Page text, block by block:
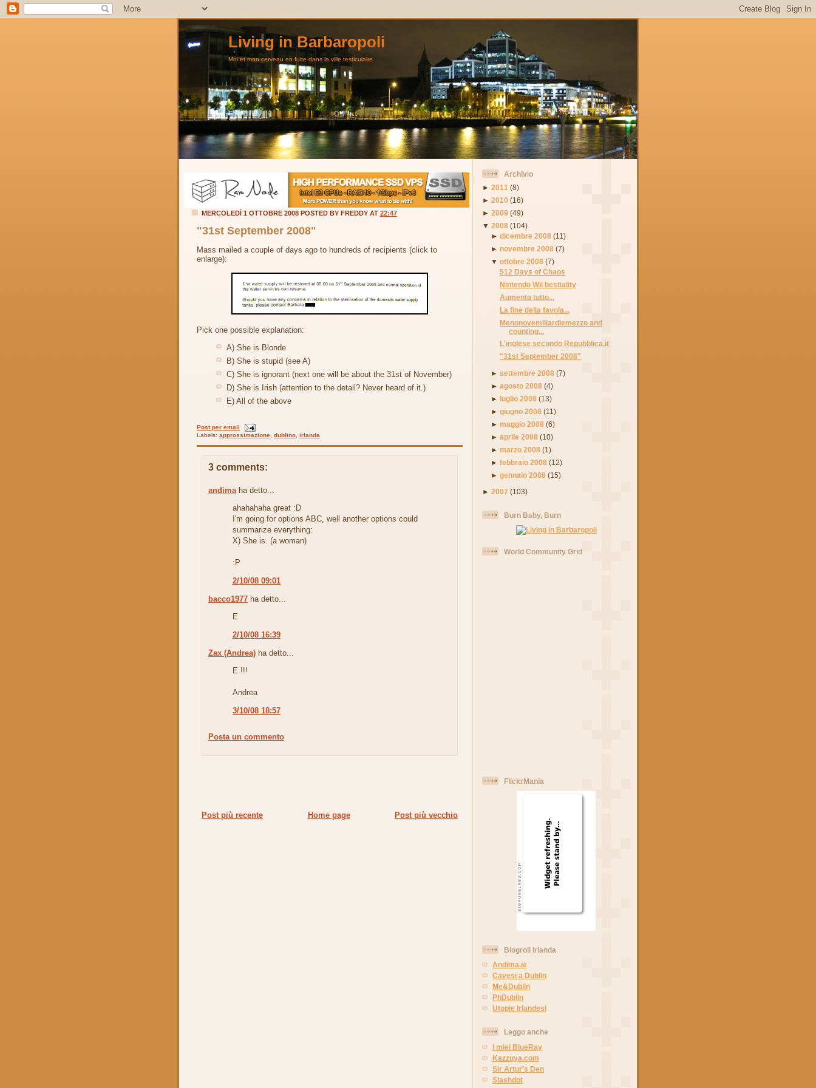
Living in Barbaropoli
Moi et mon cerveau en fuite dans la ville testiculaire
MERCOLEDÌ 1 OTTOBRE 2008 POSTED BY FREDDY AT 22:47
"31st September 2008"
Mass mailed a couple of days ago to hundreds of recipients (click to
enlarge):
Pick one possible explanation:
A) She is Blonde
B) She is stupid (see A)
C) She is ignorant (next one will be about the 31st of November)
D) She is Irish (attention to the detail? Never heard of it.)
E) All of the above
Post per email
Labels: approssimazione dublino irlanda
3 comments:
andima ha detto...
ahahahaha great :D
I'm going for options ABC, well another options could
summarize everything:
X) She is. (a woman)
:P
2/10/08 09:01
bacco1977 ha detto...
E
2/10/08 16:39
Zax (Andrea) ha detto...
E !!!
Andrea
3/10/08 18:57
Posta un commento
Post più recente Post più vecchio
Home page
Archivio
► 2011 (8)
► 2010 (16)
► 2009 (49)
▼ 2008 (104)
►dicembre 2008 (11)
►novembre 2008 (7)
▼ottobre 2008 (7)
512 Days of Chaos
Nintendo Wii bestiality
Aumenta tutto...
La fine della favola...
Menonovemiliardiemezzo and
counting...
L'inglese secondo Repubblica.it
"31st September 2008"
►settembre 2008 (7)
►agosto 2008 (4)
►
luglio 2008 (13)
►giugno 2008 (11)
►maggio 2008 (6)
►aprile 2008 (10)
►marzo 2008 (1)
►febbraio 2008 (12)
►gennaio 2008 (15)
► 2007 (103)
Burn Baby, Burn
World Community Grid
FlickrMania
Blogroll Irlanda
Andima.ie
Cavesi a Dublin
Me&Dublin
PhDublin
Utopie Irlandesi
Leggo anche
I miei BlueRay
Kazzuya.com
Sir Artur's Den
Slashdot